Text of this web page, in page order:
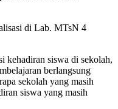
di Lab. MTsN 4
kehadiran siswa di sekolah,
berlangsung
sekolah yang masih
siswa yang masih